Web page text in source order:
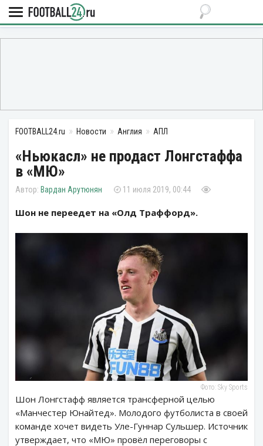
FOOTBALL24.ru Новости Англия АПЛ
«Ньюкасл» не продаст Лонгстаффа
в «МЮ»
Вардан Арутюнян 11 июля 2019, 00:44
Шон не переедет на «Олд Траффорд».
Фото: Sky Sports
Шон Лонгстафф является трансферной целью
«Манчестер Юнайтед». Молодого футболиста в своей
команде хочет видеть Уле-Гуннар Сульшер. Источник
утверждает, что «МЮ» провёл переговоры с